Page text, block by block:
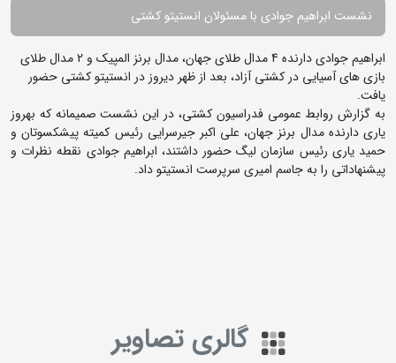
نشست ابراهیم جوادی با مسئولان انستیتو کشتی
ابراهیم جوادی دارنده 4 مدال طلای جهان، مدال برنز المپیک و 2 مدال طلای
بازی های آسیایی در کشتی آزاد، بعد از ظهر دیروز در انستیتو کشتی حضور
یافت.
به گزارش روابط عمومی فدراسیون کشتی، در این نشست صمیمانه که بهروز
یاری دارنده مدال برنز جهان، علی اکبر جیرسرایی رئیس کمیته پیشکسوتان و
حمید یاری رئیس سازمان لیگ حضور داشتند، ابراهیم جوادی نقطه نظرات و
پیشنهاداتی را به جاسم امیری سرپرست انستیتو داد.
گالری تصاویر